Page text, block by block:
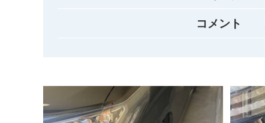
コメント